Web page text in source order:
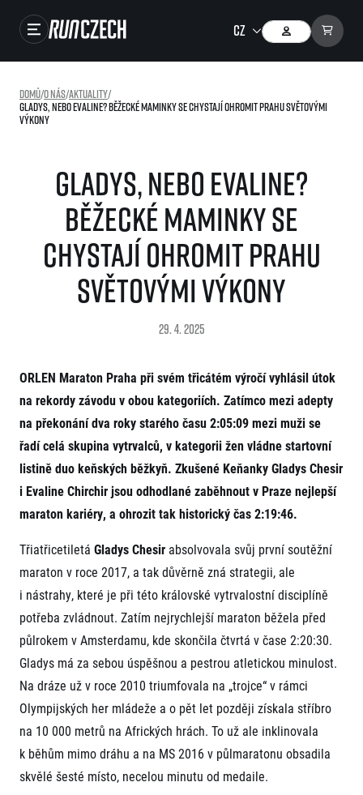
Výsledky
RunCzech Store
Running Mall
Běžecké série
Projekt EuroHeroes
Seznam závodů
EuroHeroes Challenge 2026
EuroHeroes Challenge 2025
EuroHeroes Challenge 2024
EuroHeroes Challenge 2023
EuroHeroes Challenge 2019
Systém bodování
Napoli Running
O Napoli Running
RunCzech Halfs
Projekt RunCzech Halfs
Pro běžce
Pro závodníky
Pravidla a všeobecné informace
Přeregistrace na jiného závodníka
Pověření k vyzvednutí čísla
Reklamace výsledků
Vaše Fotografie
Příběhy běžců
RunCzech Story
AIMS Race Calendar
Komunity
RunCzech Kings & Queens
RunCzech Stars
dm rodinná míle
Český maratonský klub
RunCzech Pacers
Running Doctors
Charita
Seznam neziskových organizací
Běžím pro stromy
Užitečné
O nás
Kontakt
Náš tým
Naši partneři
Historie
Pro veřejnost
FAQ (Často kladené dotazy)
Oznámení fúze
Dárkové poukazy
Pro média
Aktuality
Akreditace a vše k závodům
RunCzech
Domů/O nás/Aktuality/
Gladys, nebo Evaline? Běžecké maminky se chystají ohromit Prahu světovými
výkony
Gladys, nebo Evaline?
Běžecké maminky se
chystají ohromit Prahu
světovými výkony
29. 4. 2025
ORLEN Maraton Praha při svém třicátém výročí vyhlásil útok
na rekordy závodu v obou kategoriích. Zatímco mezi adepty
na překonání dva roky starého času 2:05:09 mezi muži se
řadí celá skupina vytrvalců, v kategorii žen vládne startovní
listině duo keňských běžkyň. Zkušené Keňanky Gladys Chesir
i Evaline Chirchir jsou odhodlané zaběhnout v Praze nejlepší
maraton kariéry, a ohrozit tak historický čas 2:19:46.
Třiatřicetiletá Gladys Chesir absolvovala svůj první soutěžní
maraton v roce 2017, a tak důvěrně zná strategii, ale
i nástrahy, které je při této královské vytrvalostní disciplíně
potřeba zvládnout. Zatím nejrychlejší maraton běžela před
půlrokem v Amsterdamu, kde skončila čtvrtá v čase 2:20:30.
Gladys má za sebou úspěšnou a pestrou atletickou minulost.
Na dráze už v roce 2010 triumfovala na „trojce“ v rámci
Olympijských her mládeže a o pět let později získala stříbro
na 10 000 metrů na Afrických hrách. To už ale inklinovala
k běhům mimo dráhu a na MS 2016 v půlmaratonu obsadila
skvělé šesté místo, necelou minutu od medaile.